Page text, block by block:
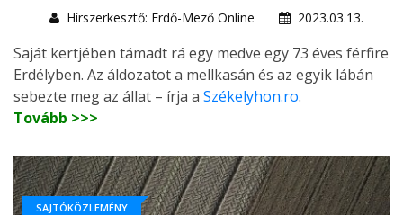
Hírszerkesztő: Erdő-Mező Online
2023.03.13.
Saját kertjében támadt rá egy medve egy 73 éves férfire
Erdélyben. Az áldozatot a mellkasán és az egyik lábán
sebezte meg az állat – írja a Székelyhon.ro.
Tovább >>>
SAJTÓKÖZLEMÉNY